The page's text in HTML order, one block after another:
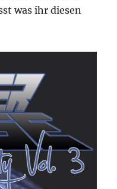
was ihr diesen